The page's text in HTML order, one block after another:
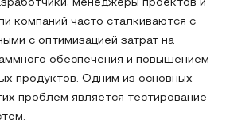
менеджеры проектов и
компаний часто сталкиваются с
с оптимизацией затрат на
обеспечения и повышением
продуктов. Одним из основных
проблем является тестирование